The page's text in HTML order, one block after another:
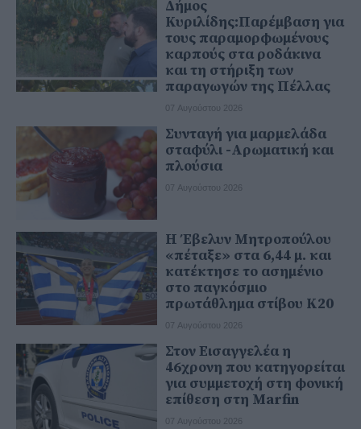
Δήμος
Κυριλίδης:Παρέμβαση για
τους παραμορφωμένους
καρπούς στα ροδάκινα
και τη στήριξη των
παραγωγών της Πέλλας
07 Αυγούστου 2026
Συνταγή για μαρμελάδα
σταφύλι -Αρωματική και
πλούσια
07 Αυγούστου 2026
Η Έβελυν Μητροπούλου
«πέταξε» στα 6,44 μ. και
κατέκτησε το ασημένιο
στο παγκόσμιο
πρωτάθλημα στίβου Κ20
07 Αυγούστου 2026
Στον Εισαγγελέα η
46χρονη που κατηγορείται
για συμμετοχή στη φονική
επίθεση στη Marfin
07 Αυγούστου 2026